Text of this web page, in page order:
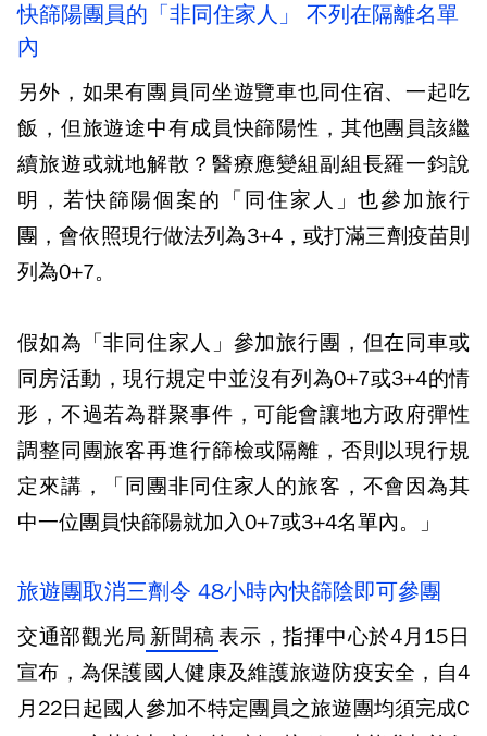
快篩陽團員的「非同住家人」 不列在隔離名單
內
另外，如果有團員同坐遊覽車也同住宿、一起吃
飯，但旅遊途中有成員快篩陽性，其他團員該繼
續旅遊或就地解散？醫療應變組副組長羅一鈞說
明，若快篩陽個案的「同住家人」也參加旅行
團，會依照現行做法列為3+4，或打滿三劑疫苗則
列為0+7。
假如為「非同住家人」參加旅行團，但在同車或
同房活動，現行規定中並沒有列為0+7或3+4的情
形，不過若為群聚事件，可能會讓地方政府彈性
調整同團旅客再進行篩檢或隔離，否則以現行規
定來講，「同團非同住家人的旅客，不會因為其
中一位團員快篩陽就加入0+7或3+4名單內。」
旅遊團取消三劑令 48小時內快篩陰即可參團
交通部觀光局 新聞稿表示，指揮中心於4月15日
宣布，為保護國人健康及維護旅遊防疫安全，自4
月22日起國人參加不特定團員之旅遊團均須完成C